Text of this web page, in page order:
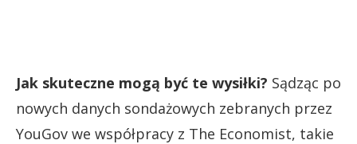
Jak skuteczne mogą być te wysiłki? Sądząc po
nowych danych sondażowych zebranych przez
YouGov we współpracy z The Economist, takie